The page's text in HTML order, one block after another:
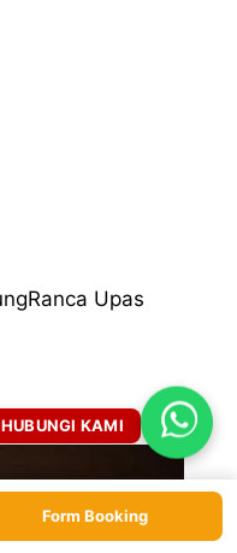
Form Booking
HUBUNGI KAMI